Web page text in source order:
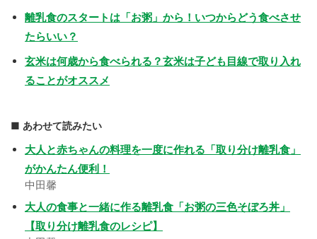
離乳食のスタートは「お粥」から！いつからどう食べさせ
たらいい？
玄米は何歳から食べられる？玄米は子ども目線で取り入れ
ることがオススメ
あわせて読みたい
大人と赤ちゃんの料理を一度に作れる「取り分け離乳食」
がかんたん便利！
中田馨
大人の食事と一緒に作る離乳食「お粥の三色そぼろ丼」
【取り分け離乳食のレシピ】